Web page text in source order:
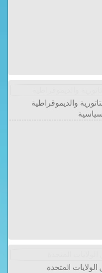
والديموقراطية
ﺍﻟﻮﻻﻳﺎﺕ ﺍﳌﺘﺤﺪﺓ